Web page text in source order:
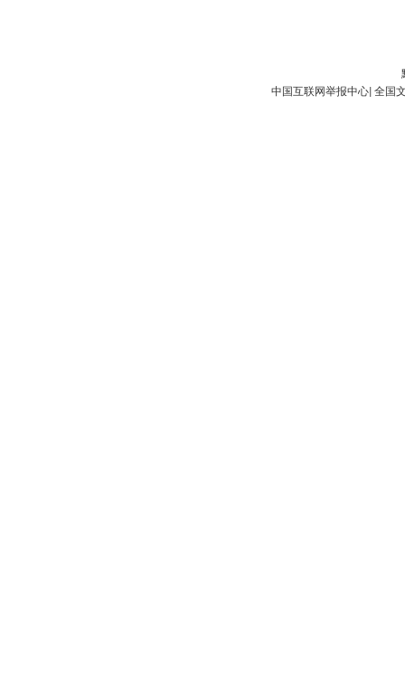
中国互联网举报中心| 全国